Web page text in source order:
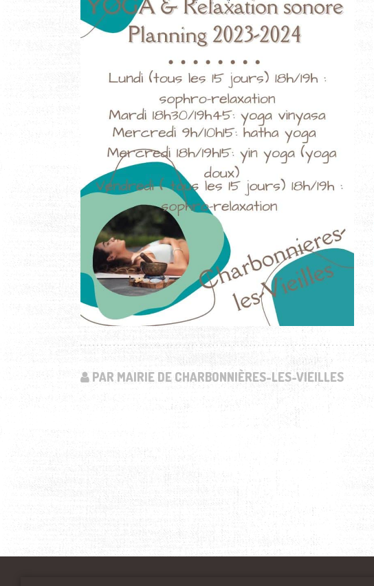
PAR MAIRIE DE CHARBONNIÈRES-LES-VIEILLES